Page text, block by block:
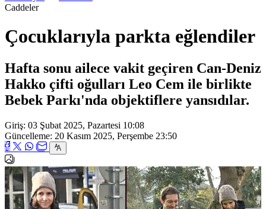
Caddeler
Çocuklarıyla parkta eğlendiler
Hafta sonu ailece vakit geçiren Can-Deniz
Hakko çifti oğulları Leo Cem ile birlikte
Bebek Parkı'nda objektiflere yansıdılar.
Giriş: 03 Şubat 2025, Pazartesi 10:08
Güncelleme: 20 Kasım 2025, Perşembe 23:50